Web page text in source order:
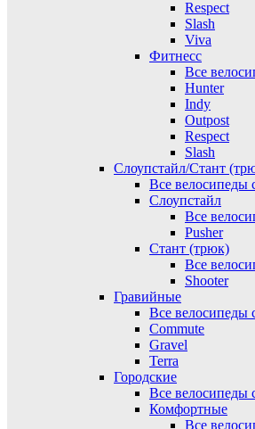
Respect
Slash
Viva
Фитнесс
Все
Hunter
Indy
Outpost
Respect
Slash
Слоупстайл/Стант
Все велосипеды
Слоупстайл
Все
Pusher
Стант (трюк)
Все
Shooter
Гравийные
Все велосипеды
Commute
Gravel
Terra
Городские
Все велосипеды
Комфортные
Все